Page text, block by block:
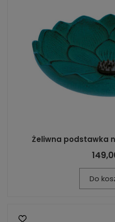
Żeliwna podstawka
Do